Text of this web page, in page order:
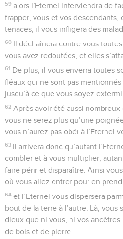
59 alors l’Eternel interviendra de
frapper, vous et vos descendants,
tenaces, il vous infligera des
60 Il déchaînera contre vous
vous avez redoutées, et elles
61 De plus, il vous enverra toutes
fléaux qui ne sont pas mentionnés
jusqu’à ce que vous soyez
62 Après avoir été aussi nombreux
vous ne serez plus qu’une
vous n’aurez pas obéi à l’Eternel
63 Il arrivera donc qu’autant
combler et à vous multiplier,
faire périr et disparaître. Ainsi
où vous allez entrer pour en
64 et l’Eternel vous dispersera
bout de la terre à l’autre. Là, vous
dieux que ni vous, ni vos ancêtres
de bois et de pierre.